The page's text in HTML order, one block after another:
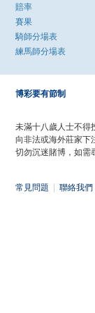
賠率
賽果
騎師分場表
練馬師分場表
博彩要有節制
未滿十八歲人士不得
向非法或海外莊家下
切勿沉迷賭博，如需
常見問題 聯絡我們